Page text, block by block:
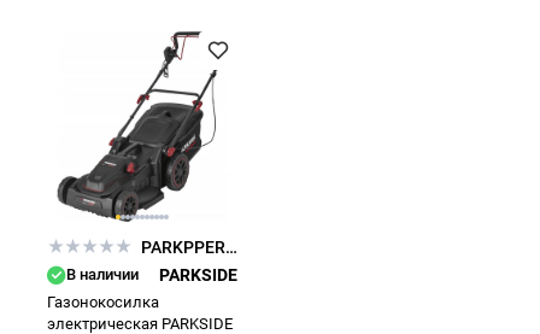
PARKPPERM2000A1
В наличии PARKSIDE
Газонокосилка
электрическая PARKSIDE